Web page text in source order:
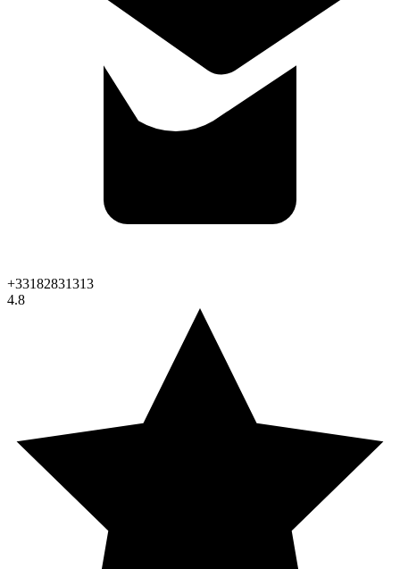
+33182831313
4.8